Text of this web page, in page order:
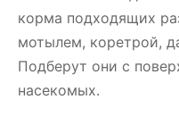
корма подходящих
мотылем, коретрой,
Подберут они с
насекомых.